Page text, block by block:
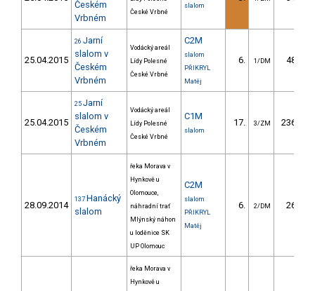
Českém
Vrbném
České Vrbné
slalom
25.04.2015
26 Jarní
slalom v
Českém
Vrbném
Vodácký areál
Lídy Polesné
České Vrbné
C2M
slalom
PŘIKRYL
Matěj
6. 1/DM 48.76
25.04.2015
25 Jarní
slalom v
Českém
Vrbném
Vodácký areál
Lídy Polesné
České Vrbné
C1M
slalom
17. 3/ZM 236.91
28.09.2014
137 Hanácký
slalom
řeka Morava v
Hynkově u
Olomouce,
náhradní trať
Mlýnský náhon
u loděnice SK
UP Olomouc
C2M
slalom
PŘIKRYL
Matěj
6. 2/DM 26.18
řeka Morava v
Hynkově u